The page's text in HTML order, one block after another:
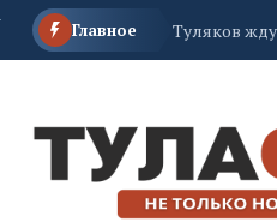
Главное Туляков
В Тульской